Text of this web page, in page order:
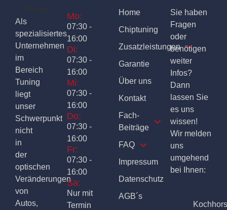
Als
spezialisiertes
Unternehmen
im
Bereich
Tuning
liegt
unser
Schwerpunkt
nicht
in
der
optischen
Veränderungen
von
Autos,
Mo:
07:30 -
16:00
Di:
07:30 -
16:00
Mi:
07:30 -
16:00
Do:
07:30 -
16:00
Fr:
07:30 -
16:00
Sa:
Nur mit
Termin
Home
Chiptuning
Zusatzleistungen
Garantie
Über uns
Kontakt
Fach-
Beiträge
FAQ
Impressum
Datenschutz
AGB´s
Sie haben
Fragen
oder
benötigen
weiter
Infos?
Dann
lassen Sie
es uns
wissen!
Wir melden
uns
umgehend
bei Ihnen: